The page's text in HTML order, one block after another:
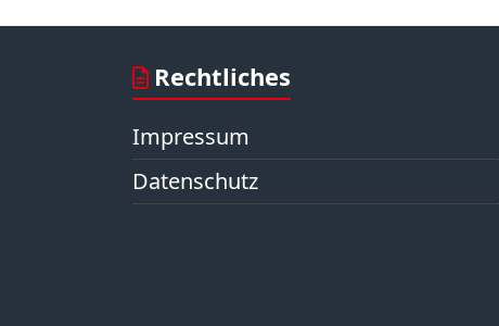
Rechtliches
Impressum
Datenschutz